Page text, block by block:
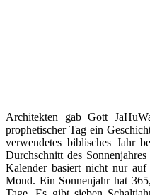
Architekten gab Gott
prophetischer Tag ein
verwendetes biblisches Jahr
Durchschnitt des
Kalender basiert nicht nur
Mond. Ein Sonnenjahr hat